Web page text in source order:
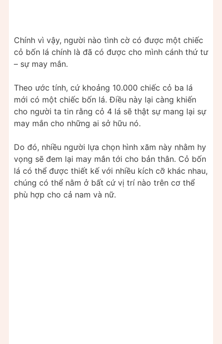
Chính vì vậy, người nào tình cờ có được một chiếc
cỏ bốn lá chính là đã có được cho mình cánh thứ tư
– sự may mắn.
Theo ước tính, cứ khoảng 10.000 chiếc cỏ ba lá
mới có một chiếc bốn lá. Điều này lại càng khiến
cho người ta tin rằng cỏ 4 lá sẽ thật sự mang lại sự
may mắn cho những ai sở hữu nó.
Do đó, nhiều người lựa chọn hình xăm này nhằm hy
vọng sẽ đem lại may mắn tới cho bản thân. Cỏ bốn
lá có thể được thiết kế với nhiều kích cỡ khác nhau,
chúng có thể nằm ở bất cứ vị trí nào trên cơ thể
phù hợp cho cả nam và nữ.